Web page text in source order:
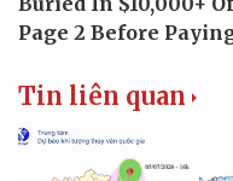
Tin liên quan